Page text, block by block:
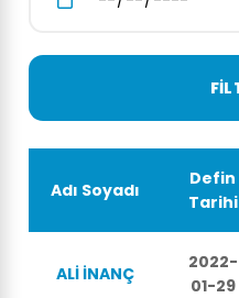
Adı Soyadı
Defin
Tarihi
ALİ İNANÇ
2022-
01-29